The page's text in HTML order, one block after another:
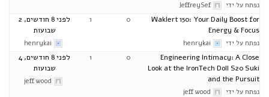
נפתח על ידי JeffreySef
Waklert 150: Your Daily Boost for
Energy & Focus
נפתח על ידי henrykai
0
1
לפני 8 חודשים, 2
שבועות
henrykai
Engineering Intimacy: A Close
Look at the IronTech Doll S20 Suki
and the Pursuit
נפתח על ידי jeff wood
0
1
לפני 8 חודשים, 4
שבועות
jeff wood